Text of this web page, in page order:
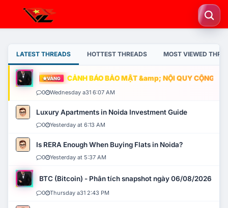
LATEST THREADS HOTTEST THREADS MOST VIEWED
VÀNG CẢNH BÁO BẢO MẬT &amp; NỘI QUY CỘNG
0 Wednesday a31 6:07 AM
Luxury Apartments in Noida Investment Guide
0 Yesterday at 6:13 AM
Is RERA Enough When Buying Flats in Noida?
0 Yesterday at 5:37 AM
BTC (Bitcoin) - Phân tích snapshot ngày 06/08/2026
0 Thursday a31 2:43 PM